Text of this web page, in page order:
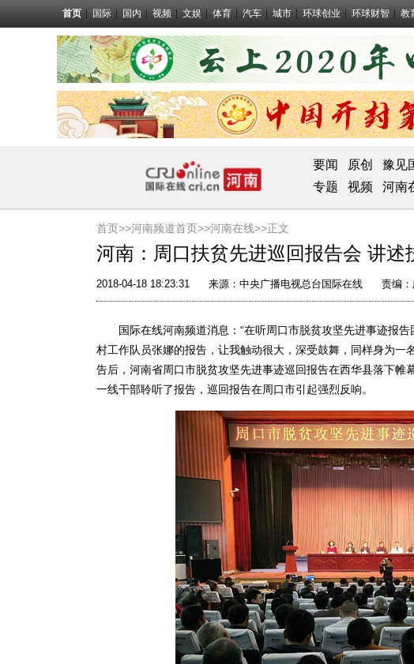
首页 国际 国内 视频 文娱 体育 汽车 城市 环球创业 环球财智 教
要闻 原创 豫见
专题
视频 河南
首页>>河南频道首页>>河南在线>>正文
河南：周口扶贫先进巡回报告会 讲述
2018-04-18 18:23:31 来源： 中央广播电视总台国际在线 责编
国际在线河南频道消息：“在听周口市脱贫攻坚先进事迹报告
村工作队员张娜的报告，让我触动很大，深受鼓舞，同样身为一
告后，河南省周口市脱贫攻坚先进事迹巡回报告在西华县落下
一线干部聆听了报告，巡回报告在周口市引起强烈反响。